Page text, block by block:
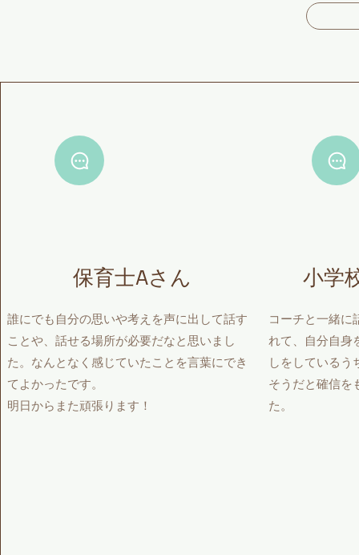
保育士Aさん
誰にでも自分の思いや考えを声に出して話す
ことや、話せる場所が必要だなと思いまし
た。なんとなく感じていたことを言葉にでき
てよかったです。
​明日からまた頑張ります！
小学
コーチと一緒に
れて、自分自身
しをしているう
そうだと確信を
た。